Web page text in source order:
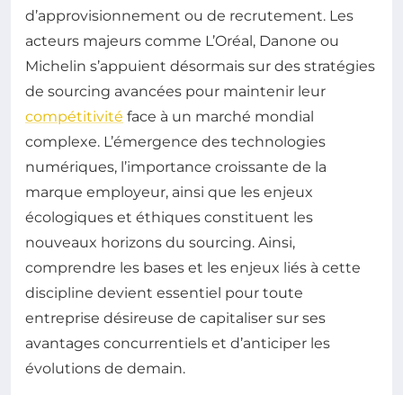
d’approvisionnement ou de recrutement. Les
acteurs majeurs comme L’Oréal, Danone ou
Michelin s’appuient désormais sur des stratégies
de sourcing avancées pour maintenir leur
compétitivité face à un marché mondial
complexe. L’émergence des technologies
numériques, l’importance croissante de la
marque employeur, ainsi que les enjeux
écologiques et éthiques constituent les
nouveaux horizons du sourcing. Ainsi,
comprendre les bases et les enjeux liés à cette
discipline devient essentiel pour toute
entreprise désireuse de capitaliser sur ses
avantages concurrentiels et d’anticiper les
évolutions de demain.